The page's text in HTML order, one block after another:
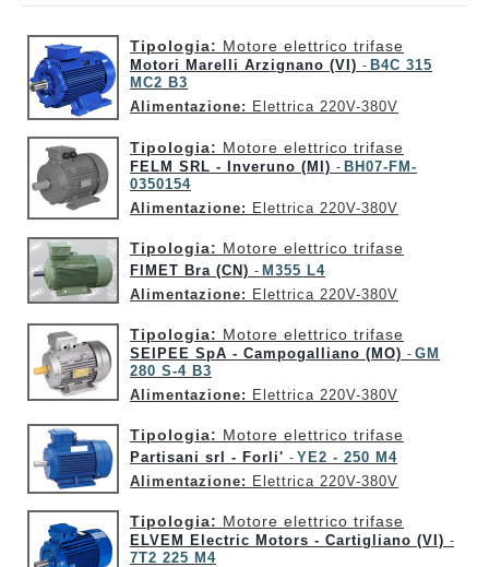
Tipologia: Motore elettrico trifase
Motori Marelli Arzignano (VI) - B4C 315
MC2 B3
Alimentazione: Elettrica 220V-380V
Tipologia: Motore elettrico trifase
FELM SRL - Inveruno (MI) - BH07-FM-
0350154
Alimentazione: Elettrica 220V-380V
Tipologia: Motore elettrico trifase
FIMET Bra (CN) - M355 L4
Alimentazione: Elettrica 220V-380V
Tipologia: Motore elettrico trifase
SEIPEE SpA - Campogalliano (MO) - GM
280 S-4 B3
Alimentazione: Elettrica 220V-380V
Tipologia: Motore elettrico trifase
Partisani srl - Forli' - YE2 - 250 M4
Alimentazione: Elettrica 220V-380V
Tipologia: Motore elettrico trifase
ELVEM Electric Motors - Cartigliano (VI) -
7T2 225 M4